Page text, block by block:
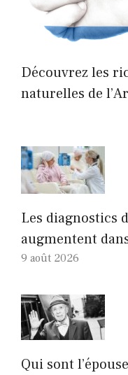
Découvrez les
naturelles de
Les diagnostics
augmentent
9 août 2026
Qui sont